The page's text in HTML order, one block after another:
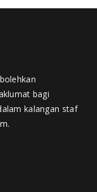
bagi
kalangan staf